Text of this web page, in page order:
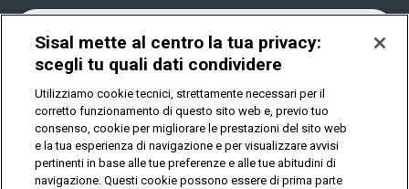
Play Your Date
News
Cookies
Privacy
IL GIOCO È VIETATO AI MINORI E PUÒ CAUSARE
DIPENDENZA PATOLOGICA
Sisal mette al centro la tua privacy:
scegli tu quali dati condividere
Utilizziamo cookie tecnici, strettamente necessari per il
corretto funzionamento di questo sito web e, previo tuo
consenso, cookie per migliorare le prestazioni del sito web
e la tua esperienza di navigazione e per visualizzare avvisi
pertinenti in base alle tue preferenze e alle tue abitudini di
navigazione. Questi cookie possono essere di prima parte